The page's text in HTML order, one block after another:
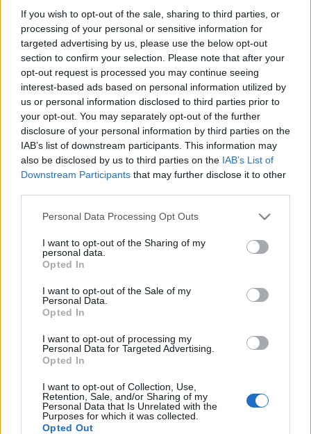
If you wish to opt-out of the sale, sharing to third parties, or
processing of your personal or sensitive information for
targeted advertising by us, please use the below opt-out
section to confirm your selection. Please note that after your
opt-out request is processed you may continue seeing
interest-based ads based on personal information utilized by
us or personal information disclosed to third parties prior to
your opt-out. You may separately opt-out of the further
disclosure of your personal information by third parties on the
IAB’s list of downstream participants. This information may
also be disclosed by us to third parties on the IAB’s List of
Downstream Participants that may further disclose it to other
Please note that this website/app uses one or more Google
not limited to your visit or usage behaviour. You may click to
grant or deny consent to Google and its third-party tags to
use your data for below specified purposes in below Google
consent section.
Personal Data Processing Opt Outs
I want to opt-out of the Sharing of my
personal data.
Opted In
I want to opt-out of the Sale of my
Personal Data.
Opted In
I want to opt-out of processing my
Personal Data for Targeted Advertising.
Opted In
I want to opt-out of Collection, Use,
Retention, Sale, and/or Sharing of my
Personal Data that Is Unrelated with the
Purposes for which it was collected.
Opted Out
számító George Washinton rabszolgákat tartott. Az egykori
elnök legtöbb rabszolgája virginiai birtokán élt, és az általa
vallott elvek 1799-es halálakor közzétett végrendeletében
már megtalálhatók, hiszen abban arról rendelkezett, hogy
300 rabszolgáját felesége halála után szabadítsák fel.
Washington az 1790-es években élt ebben a házban, és
használta azt elnöki hivatalként, amely egyáltalán nem
meglepő, hiszen akkor még Philadelphia volt az ország
Coard philadelphiai ügyvéd is, aki szerint mindez "azt az igen
szabadságjogok és a mindennapi gyakorlat között
húzódott".
A leletek megtalálsa után komoly vita bontakozott ki arról,
kiállításba. A romok megtalálása előtt ugyanis egy
klasszikus, interaktív tárlatot terveztek az épületbe, ám ha a
földalatti átjárót is megnyitnák a látogatók előtt, az a
költségek drasztikus emelkedését hozná magával. Más
részről azonban a folyosó bemutatásával a már egyébként